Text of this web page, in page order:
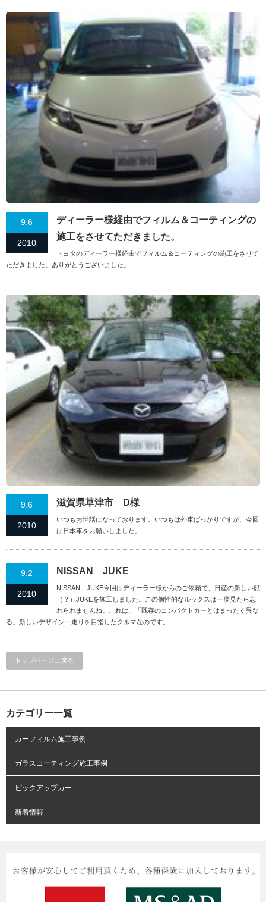
9.6
2010
ディーラー様経由でフィルム＆コーティングの
施工をさせてただきました。
トヨタのディーラー様経由でフィルム＆コーティングの施工をさせて
ただきました。ありがとうございました。
9.6
2010
滋賀県草津市 D様
いつもお世話になっております。いつもは外車ばっかりですが、今回
は日本車をお願いしました。
9.2
2010
NISSAN JUKE
NISSAN JUKE今回はディーラー様からのご依頼で、日産の新しい顔
（？）JUKEを施工しました。この個性的なルックスは一度見たら忘
れられませんね。これは、「既存のコンパクトカーとはまったく異な
る」新しいデザイン・走りを目指したクルマなのです。
トップページに戻る
カテゴリー一覧
カーフィルム施工事例
ガラスコーティング施工事例
ピックアップカー
新着情報